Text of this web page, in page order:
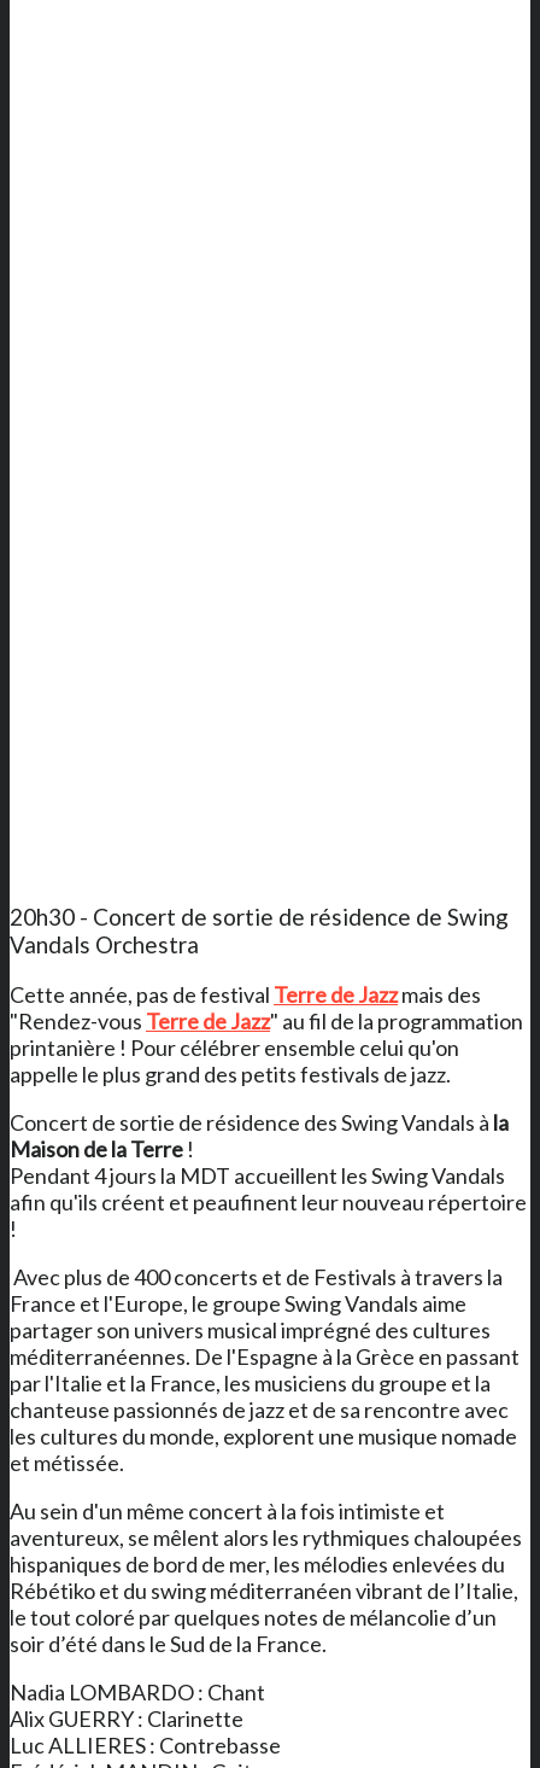
20h30 - Concert de sortie de résidence de Swing
Vandals Orchestra
Cette année, pas de festival Terre de Jazzmais des
"Rendez-vous Terre de Jazz" au fil de la programmation
printanière ! Pour célébrer ensemble celui qu'on
appelle le plus grand des petits festivals de jazz.
Concert de sortie de résidence des Swing Vandals à la
Maison de la Terre !
Pendant 4 jours la MDT accueillent les Swing Vandals
afin qu'ils créent et peaufinent leur nouveau répertoire
!
Avec plus de 400 concerts et de Festivals à travers la
France et l'Europe, le groupe Swing Vandals aime
partager son univers musical imprégné des cultures
méditerranéennes. De l'Espagne à la Grèce en passant
par l'Italie et la France, les musiciens du groupe et la
chanteuse passionnés de jazz et de sa rencontre avec
les cultures du monde, explorent une musique nomade
et métissée.
Au sein d'un même concert à la fois intimiste et
aventureux, se mêlent alors les rythmiques chaloupées
hispaniques de bord de mer, les mélodies enlevées du
Rébétiko et du swing méditerranéen vibrant de l’Italie,
le tout coloré par quelques notes de mélancolie d’un
soir d’été dans le Sud de la France.
Nadia LOMBARDO : Chant
Alix GUERRY : Clarinette
Luc ALLIERES : Contrebasse